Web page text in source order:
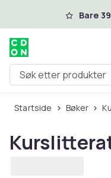
Hopp til Bare
Søk etter produkter
Startside Bøker